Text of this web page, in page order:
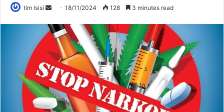
tim lsisi
Send
email
18/11/2024 128 3 minutes read